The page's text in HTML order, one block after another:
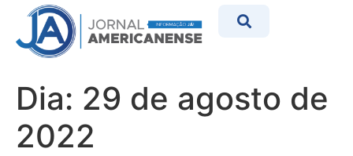
Dia: 29 de agosto de
2022